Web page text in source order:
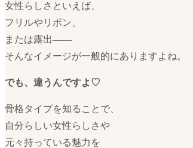
女性らしさといえば、
フリルやリボン、
または露出——
そんなイメージが一般的にありますよね。
でも、違うんですよ♡
骨格タイプを知ることで、
自分らしい女性らしさや
元々持っている魅力を